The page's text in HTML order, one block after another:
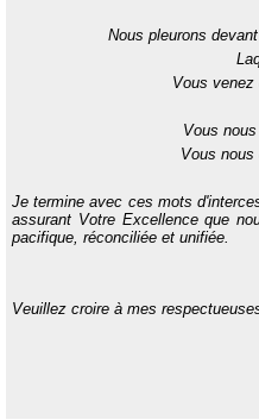
Nous pleurons
Vous
Vous
Vous nous
Je termine avec ces mots
assurant Votre Excellence que
pacifique, réconciliée et unifiée.
Veuillez croire à mes